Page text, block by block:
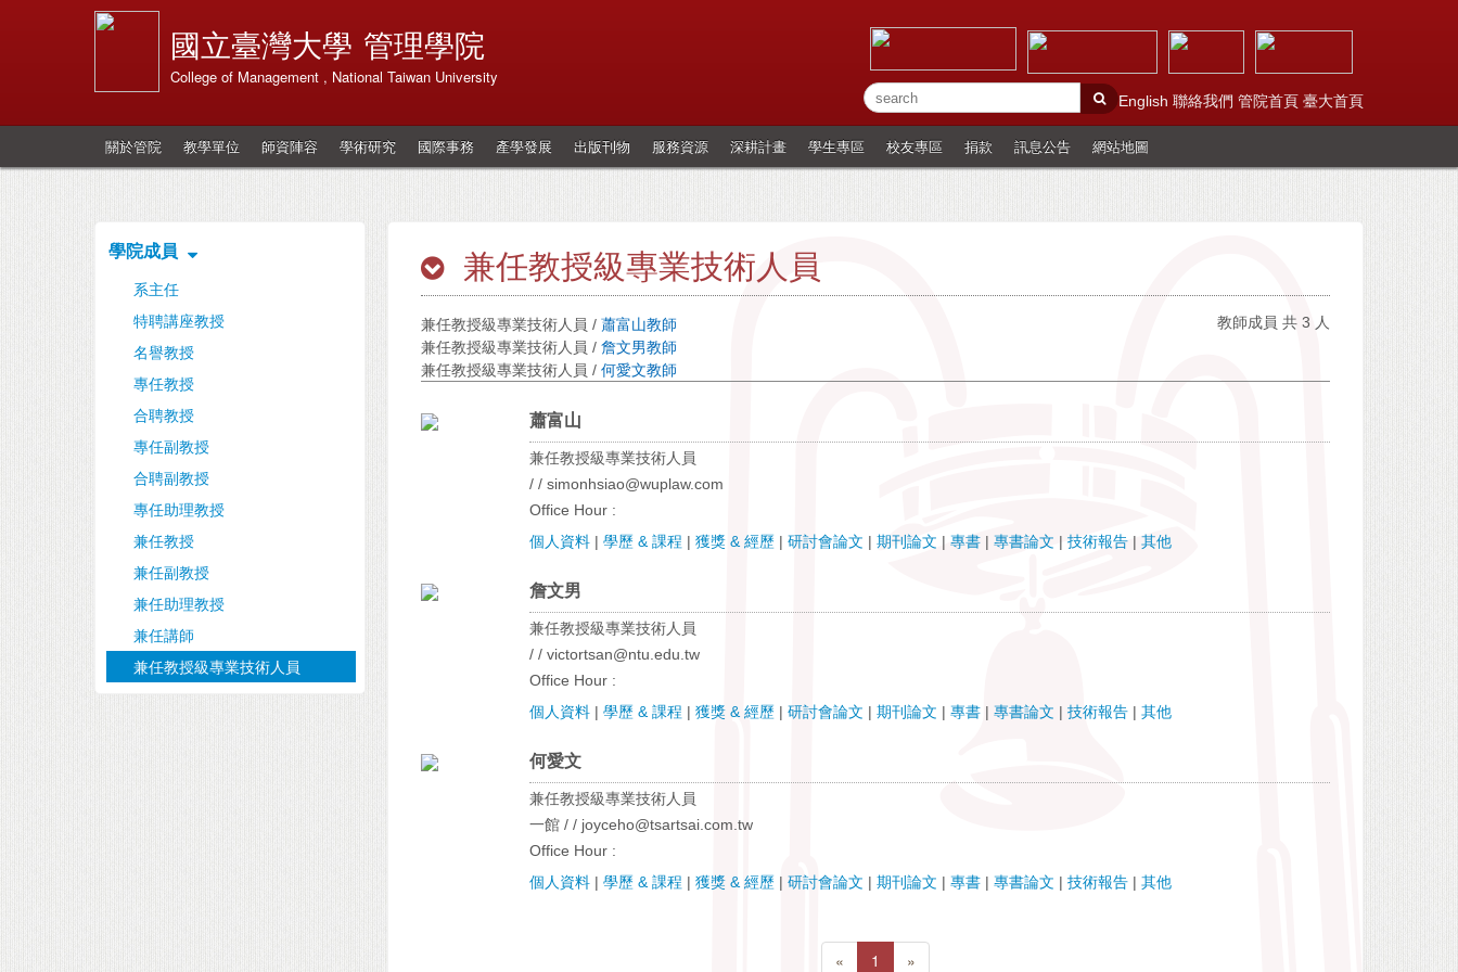
國立臺灣大學 管理學院
College of Management , National Taiwan University
English 聯絡我們 管院首頁 臺大首頁
關於管院 教學單位 師資陣容 學術研究 國際事務 產學發展 出版刊物 服務資源 深耕計畫 學生專區 校友專區 捐款 訊息公告 網站地圖
學院成員
系主任
特聘講座教授
名譽教授
專任教授
合聘教授
專任副教授
合聘副教授
專任助理教授
兼任教授
兼任副教授
兼任助理教授
兼任講師
兼任教授級專業技術人員
兼任教授級專業技術人員
兼任教授級專業技術人員 / 蕭富山教師
兼任教授級專業技術人員 / 詹文男教師
兼任教授級專業技術人員 / 何愛文教師
教師成員 共 3 人
蕭富山
兼任教授級專業技術人員
/ / simonhsiao@wuplaw.com
Office Hour :
個人資料 | 學歷 & 課程 | 獲獎 & 經歷 | 研討會論文 | 期刊論文 | 專書 | 專書論文 | 技術報告 | 其他
詹文男
兼任教授級專業技術人員
/ / victortsan@ntu.edu.tw
Office Hour :
個人資料 | 學歷 & 課程 | 獲獎 & 經歷 | 研討會論文 | 期刊論文 | 專書 | 專書論文 | 技術報告 | 其他
何愛文
兼任教授級專業技術人員
一館 / / joyceho@tsartsai.com.tw
Office Hour :
個人資料 | 學歷 & 課程 | 獲獎 & 經歷 | 研討會論文 | 期刊論文 | 專書 | 專書論文 | 技術報告 | 其他
« 1 »